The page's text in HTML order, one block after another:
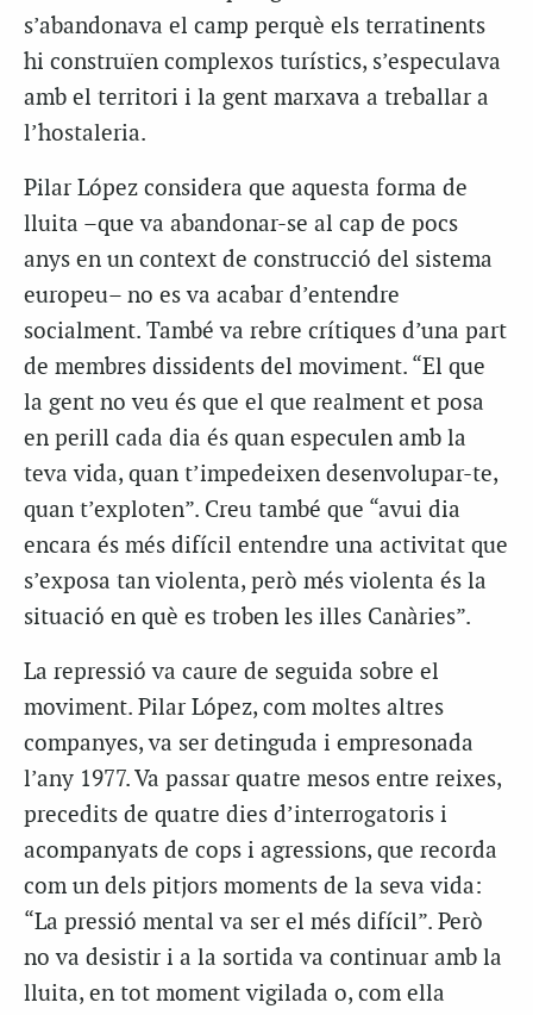
s’abandonava el camp perquè els terratinents
hi construïen complexos turístics, s’especulava
amb el territori i la gent marxava a treballar a
l’hostaleria.
Pilar López considera que aquesta forma de
lluita –que va abandonar-se al cap de pocs
anys en un context de construcció del sistema
europeu– no es va acabar d’entendre
socialment. També va rebre crítiques d’una part
de membres dissidents del moviment. “El que
la gent no veu és que el que realment et posa
en perill cada dia és quan especulen amb la
teva vida, quan t’impedeixen desenvolupar-te,
quan t’exploten”. Creu també que “avui dia
encara és més difícil entendre una activitat que
s’exposa tan violenta, però més violenta és la
situació en què es troben les illes Canàries”.
La repressió va caure de seguida sobre el
moviment. Pilar López, com moltes altres
companyes, va ser detinguda i empresonada
l’any 1977. Va passar quatre mesos entre reixes,
precedits de quatre dies d’interrogatoris i
acompanyats de cops i agressions, que recorda
com un dels pitjors moments de la seva vida:
“La pressió mental va ser el més difícil”. Però
no va desistir i a la sortida va continuar amb la
lluita, en tot moment vigilada o, com ella